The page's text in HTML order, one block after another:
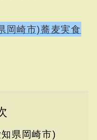
岡崎市)蕎麦実食
県岡崎市)